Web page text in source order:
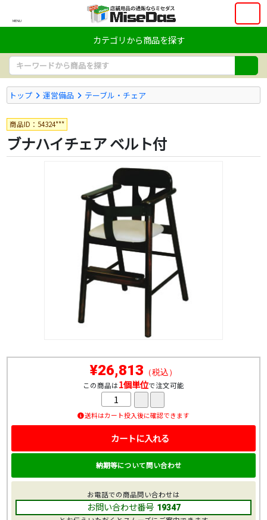
MENU
カテゴリから商品を探す
トップ 運営備品 テーブル・チェア
商品ID：54324***
ブナハイチェア ベルト付
¥26,813 （税込）
この商品は1個単位で注文可能
送料はカート投入後に確認できます
カートに入れる
納期等について問い合わせ
お電話での商品問い合わせは
お問い合わせ番号 19347